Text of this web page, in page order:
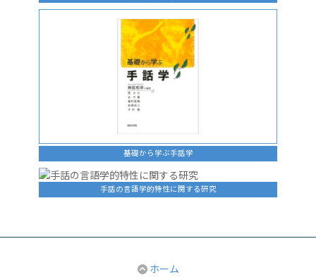
基礎から学ぶ手話学
手話の言語学的特性に関する研究
ホーム